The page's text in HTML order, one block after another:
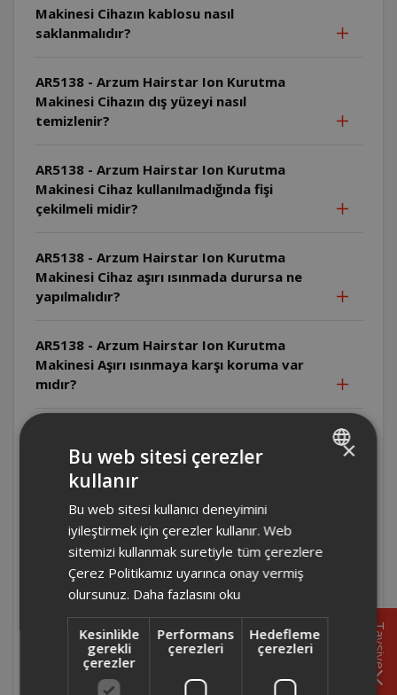
Makinesi Cihazın kablosu nasıl
saklanmalıdır?
AR5138 - Arzum Hairstar Ion Kurutma
Makinesi Cihazın dış yüzeyi nasıl
temizlenir?
AR5138 - Arzum Hairstar Ion Kurutma
Makinesi Cihaz kullanılmadığında fişi
çekilmeli midir?
AR5138 - Arzum Hairstar Ion Kurutma
Makinesi Cihaz aşırı ısınmada durursa ne
yapılmalıdır?
AR5138 - Arzum Hairstar Ion Kurutma
Makinesi Aşırı ısınmaya karşı koruma var
mıdır?
Makinesi Arıza durumunda ne yapılmalıdır?
AR5134- Arzum Hairstar Neo Kurutma
Makinesi Üretici/İthalatçı firma kimdir ve
ürün nerede üretilmiştir?
AR5134- Arzum Hairstar Neo Kurutma
AR5134- Arzum Hairstar Neo Kurutma
Makinesi Uzatma kablosu kullanılabilir mi?
Tavsiye
×
Bu web sitesi çerezler
kullanır
Bu web sitesi kullanıcı deneyimini
iyileştirmek için çerezler kullanır. Web
sitemizi kullanmak suretiyle tüm çerezlere
Çerez Politikamız uyarınca onay vermiş
olursunuz. Daha fazlasını oku
Kesinlikle
gerekli
çerezler
Performans
çerezleri
Hedefleme
çerezleri